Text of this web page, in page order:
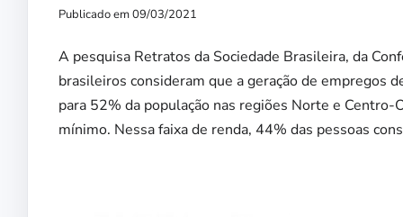
Publicado em 09/03/2021
A pesquisa Retratos da Sociedade Brasileira, da
brasileiros consideram que a geração de empregos
para 52% da população nas regiões Norte e
mínimo. Nessa faixa de renda, 44% das pessoas